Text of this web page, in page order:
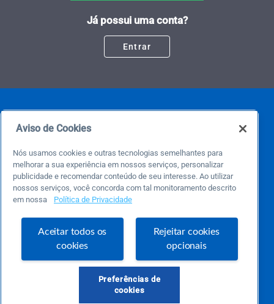
Já possui uma conta?
Entrar
Este é um blog colaborativo.
O Sebrae não se responsabiliza pelo conteúdo publicado por terceiros.
Uma das maiores Comunidades de Empreendedorismo do Brasil, a Comunidade
E claro, conte sempre com o Sebrae/PR, em todos os momentos de sua vida
empreendedora.
Aviso de Cookies
Nós usamos cookies e outras tecnologias semelhantes para
melhorar a sua experiência em nossos serviços, personalizar
publicidade e recomendar conteúdo de seu interesse. Ao utilizar
nossos serviços, você concorda com tal monitoramento descrito
em nossa
Política de Privacidade
Aceitar todos os
cookies
Rejeitar cookies
opcionais
Preferências de
cookies